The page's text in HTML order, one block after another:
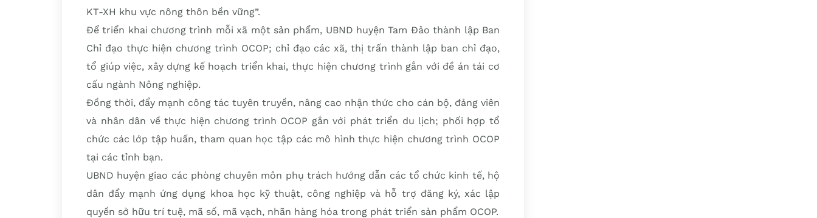
KT-XH khu vực nông thôn bền vững”.
Để triển khai chương trình mỗi xã một sản phẩm, UBND huyện Tam Đảo thành lập Ban
Chỉ đạo thực hiện chương trình OCOP; chỉ đạo các xã, thị trấn thành lập ban chỉ đạo,
tổ giúp việc, xây dựng kế hoạch triển khai, thực hiện chương trình gắn với đề án tái cơ
cấu ngành Nông nghiệp.
Đồng thời, đẩy mạnh công tác tuyên truyền, nâng cao nhận thức cho cán bộ, đảng viên
và nhân dân về thực hiện chương trình OCOP gắn với phát triển du lịch; phối hợp tổ
chức các lớp tập huấn, tham quan học tập các mô hình thực hiện chương trình OCOP
tại các tỉnh bạn.
UBND huyện giao các phòng chuyên môn phụ trách hướng dẫn các tổ chức kinh tế, hộ
dân đẩy mạnh ứng dụng khoa học kỹ thuật, công nghiệp và hỗ trợ đăng ký, xác lập
quyền sở hữu trí tuệ, mã số, mã vạch, nhãn hàng hóa trong phát triển sản phẩm OCOP.